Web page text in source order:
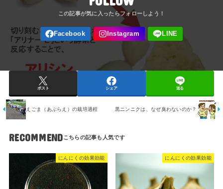
ポスト シェア 送る
えごま（あぶらえ）の栽培過程 黒ニンニクは、なぜ臭わないのか？
RECOMMEND
にんにくの効果効能 にんにくの効果効能